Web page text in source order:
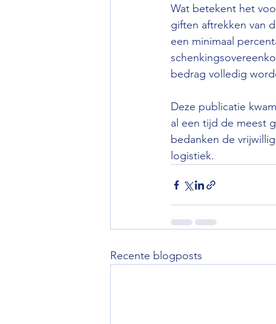
Wat betekent het
giften aftrekken van
een minimaal
bedrag volledig
Deze publicatie
al een tijd de meest
bedanken de
logistiek.
Recente blogposts